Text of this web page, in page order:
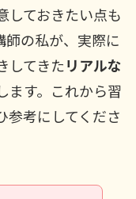
しておきたい点も
師の私が、実際に
してきたリアルな
ます。これから習
参考にしてくださ